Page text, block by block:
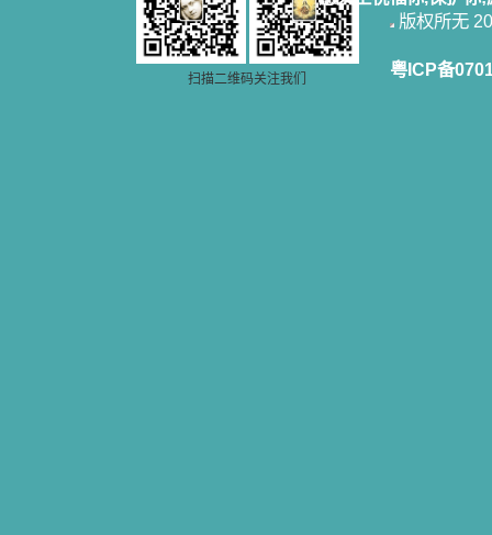
和他们一起赞颂吾主，想到那使我欣
喜欢乐的甜蜜的相会，这世界对于我
一点吸引力都没有了。 从这些书
籍里，我认识了许多爱主的人，他们
使我更亲近主，帮助我更深的认识扫描二维码关注我们
版权所无
粤ICP备